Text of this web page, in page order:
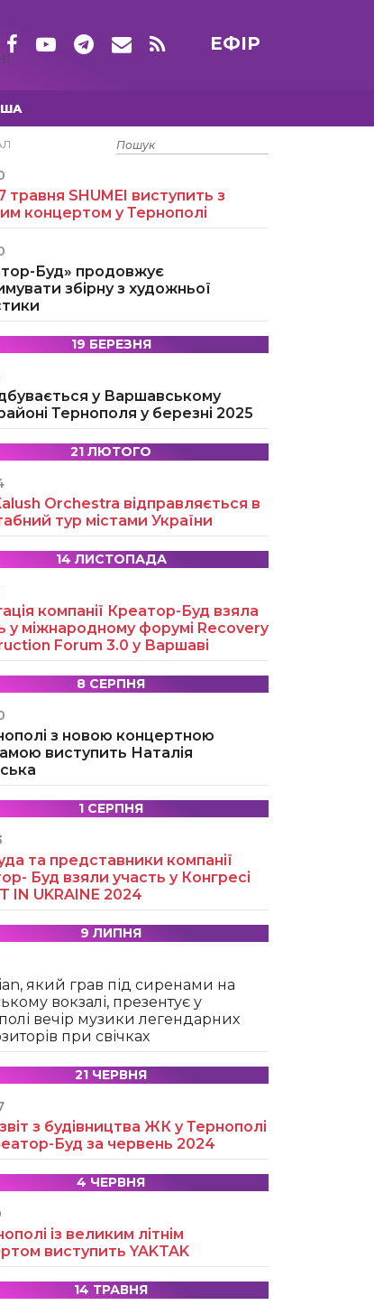
ЕФІР
15 ТРАВНЯ
травня SHUMEI виступить з
концертом у Тернополі
Буд» продовжує
збірну з художньої
19 БЕРЕЗНЯ
у Варшавському
Тернополя у березні 2025
21 ЛЮТОГО
Orchestra відправляється в
тур містами України
14 ЛИСТОПАДА
компанії Креатор-Буд взяла
у міжнародному форумі Recovery
Forum 3.0 у Варшаві
8 СЕРПНЯ
з новою концертною
виступить Наталія
1 СЕРПНЯ
та представники компанії
Буд взяли участь у Конгресі
IN UKRAINE 2024
9 ЛИПНЯ
який грав під сиренами на
вокзалі, презентує у
вечір музики легендарних
при свічках
21 ЧЕРВНЯ
з будівництва ЖК у Тернополі
Буд за червень 2024
4 ЧЕРВНЯ
із великим літнім
виступить YAKTAK
14 ТРАВНЯ